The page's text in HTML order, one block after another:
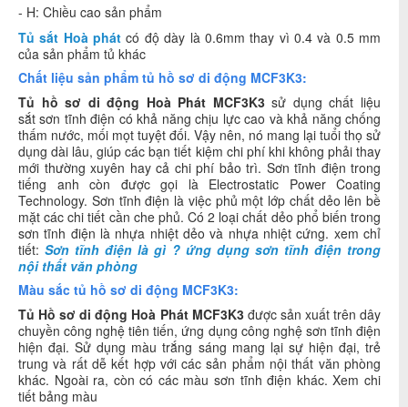
- H: Chiều cao sản phẩm
Tủ sắt Hoà phát có độ dày là 0.6mm thay vì 0.4 và 0.5 mm
của sản phẩm tủ khác
Chất liệu sản phẩm tủ hồ sơ di động MCF3K3:
Tủ hồ sơ di động Hoà Phát MCF3K3sử dụng chất liệu
sắt sơn tĩnh điện có khả năng chịu lực cao và khả năng chống
thấm nước, mối mọt tuyệt đối. Vậy nên, nó mang lại tuổi thọ sử
dụng dài lâu, giúp các bạn tiết kiệm chi phí khi không phải thay
mới thường xuyên hay cả chi phí bảo trì. Sơn tĩnh điện trong
tiếng anh còn được gọi là Electrostatic Power Coating
Technology. Sơn tĩnh điện là việc phủ một lớp chất dẻo lên bề
mặt các chi tiết cần che phủ. Có 2 loại chất dẻo phổ biến trong
sơn tĩnh điện là nhựa nhiệt dẻo và nhựa nhiệt cứng. xem chỉ
tiết: Sơn tĩnh điện là gì ? ứng dụng sơn tĩnh điện trong
nội thất văn phòng
Màu sắc tủ hồ sơ di động MCF3K3:
Tủ Hồ sơ di động Hoà Phát MCF3K3được sản xuất trên dây
chuyền công nghệ tiên tiến, ứng dụng công nghệ sơn tĩnh điện
hiện đại. Sử dụng màu trắng sáng mang lại sự hiện đại, trẻ
trung và rất dễ kết hợp với các sản phẩm nội thất văn phòng
khác. Ngoài ra, còn có các màu sơn tĩnh điện khác. Xem chi
tiết bảng màu